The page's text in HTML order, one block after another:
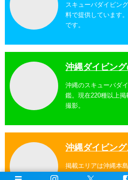
スキューバダイビン
料で提供しています
です。
沖縄ダイビン
沖縄のスキューバダ
鑑。現在220種以上
撮影。
沖縄ダイビング
掲載エリアは沖縄本
すめの約100ヶ所以